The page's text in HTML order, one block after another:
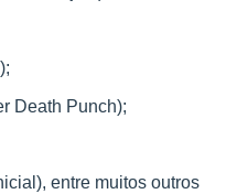
Death Punch);
entre muitos outros